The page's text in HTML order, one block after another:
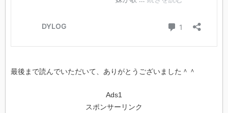
最後まで読んでいただいて、ありがとうございました＾＾
Ads1
スポンサーリンク